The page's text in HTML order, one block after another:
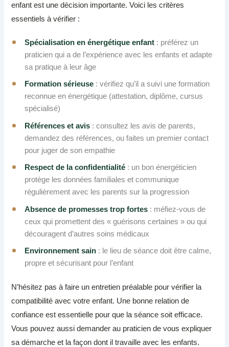
enfant est une décision importante. Voici les critères
essentiels à vérifier :
Spécialisation en énergétique enfant : préférez un
praticien qui a de l’expérience avec les enfants et adapte
sa pratique à leur âge
Formation sérieuse : vérifiez qu’il a suivi une formation
reconnue en énergétique (attestation, diplôme, cursus
spécialisé)
Références et avis : consultez les avis de parents,
demandez des références, ou faites un premier contact
pour juger de son empathie
Respect de la confidentialité : un bon énergéticien
protège les données familiales et communique
régulièrement avec les parents sur la progression
Absence de promesses trop fortes : méfiez-vous de
ceux qui promettent des « guérisons certaines » ou qui
découragent d’autres soins médicaux
Environnement sain : le lieu de séance doit être calme,
propre et sécurisant pour l’enfant
N’hésitez pas à faire un entretien préalable pour vérifier la
compatibilité avec votre enfant. Une bonne relation de
confiance est essentielle pour que la séance soit efficace.
Vous pouvez aussi demander au praticien de vous expliquer
sa démarche et la façon dont il travaille avec les enfants.